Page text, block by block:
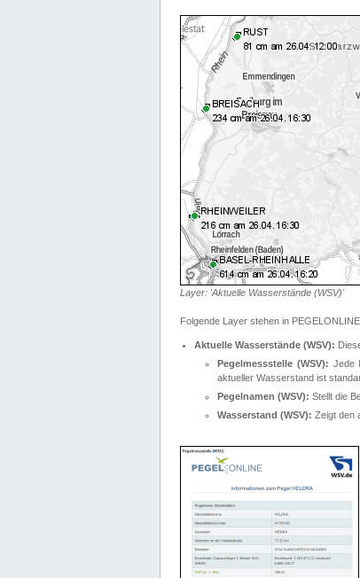
Layer: 'Aktuelle Wasserstände (WSV)'
Folgende Layer stehen in
Aktuelle Wasserstände (WSV):
Pegelmessstelle (WSV): Jede
aktueller Wasserstand ist
Pegelnamen (WSV): Stellt die
Wasserstand (WSV): Zeigt den